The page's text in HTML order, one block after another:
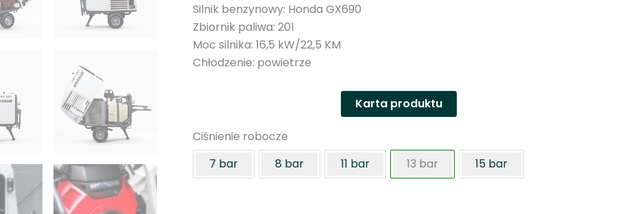
Silnik benzynowy: Honda GX690
Zbiornik paliwa: 20l
Moc silnika: 16,5 kW/22,5 KM
Chłodzenie: powietrze
Karta produktu
Ciśnienie robocze
7 bar
8 bar 11 bar 13 bar 15 bar